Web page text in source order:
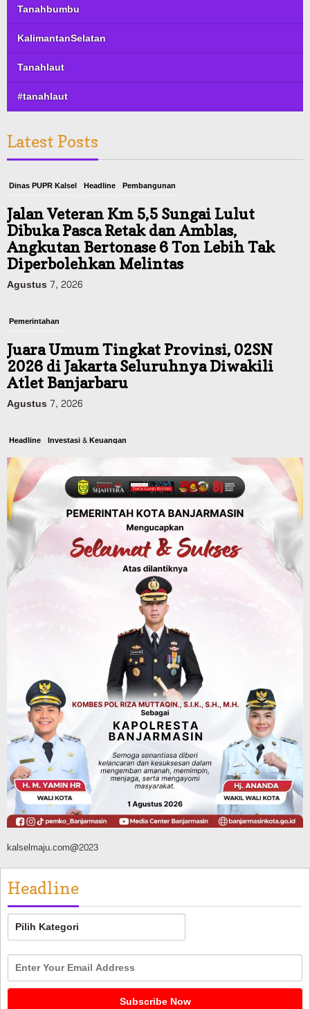
Tanahbumbu
KalimantanSelatan
Tanahlaut
#tanahlaut
Latest Posts
Dinas PUPR Kalsel Headline Pembangunan
Jalan Veteran Km 5,5 Sungai Lulut
Dibuka Pasca Retak dan Amblas,
Angkutan Bertonase 6 Ton Lebih Tak
Diperbolehkan Melintas
Agustus 7, 2026
Pemerintahan
Juara Umum Tingkat Provinsi, 02SN
2026 di Jakarta Seluruhnya Diwakili
Atlet Banjarbaru
Agustus 7, 2026
Headline Investasi & Keuangan
KUA-PPAS 2027 Banjarbaru Defisit 170
Miliar, Pendapatan 1,2 Triliun Belanja
1,37 Triliun, Tutup Kekurangan dari
SiLPA
Agustus 7, 2026
Kalsel
Operasi Sikat Intan 2026 Berakhir, Polda
Kalsel Amankan Ribuan Miras Hingga
Pemerintahan Sosial & Keagamaan
Banjarmasin Pilot Project Perlinsos
Digital, Target 30 Persen IKD Masih
Jauh, Komisi II DPR Turun Tangan
Agustus 7, 2026
kalselmaju.com@2023
Headline
Headline